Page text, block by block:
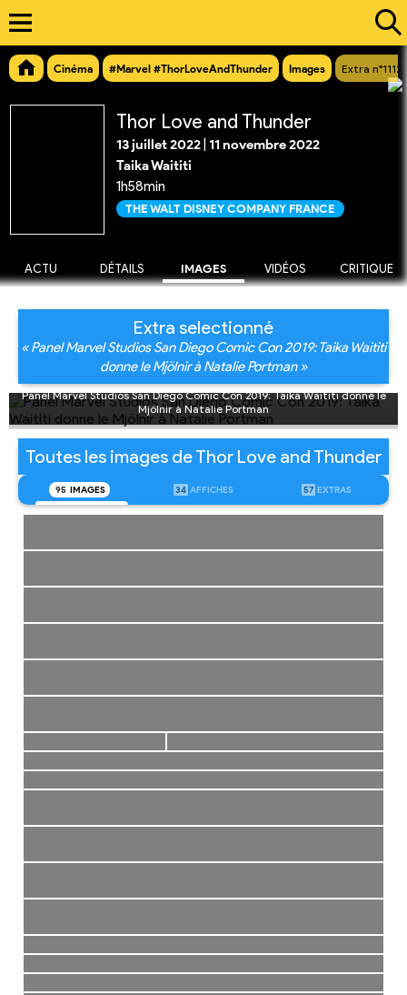
Cinéma #Marvel #ThorLoveAndThunder Images Extra n°11123
Thor Love and Thunder
13 juillet 2022 11 novembre 2022
Taika Waititi
1h58min
THE WALT DISNEY COMPANY FRANCE
ACTU DÉTAILS IMAGES VIDÉOS CRITIQUE
Extra selectionné
« Panel Marvel Studios San Diego Comic Con 2019: Taika Waititi
donne le Mjölnir à Natalie Portman »
Panel Marvel Studios San Diego Comic Con 2019: Taika Waititi donne le
Mjölnir à Natalie Portman
Toutes les images de Thor Love and Thunder
95 IMAGES 34 AFFICHES 57 EXTRAS